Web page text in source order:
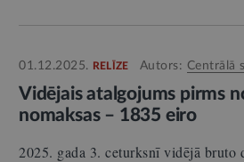
01.12.2025. RELĪZE Autors: Centrālā
Vidējais atalgojums pirms
nomaksas – 1835 eiro
2025. gada 3. ceturksnī vidējā bruto